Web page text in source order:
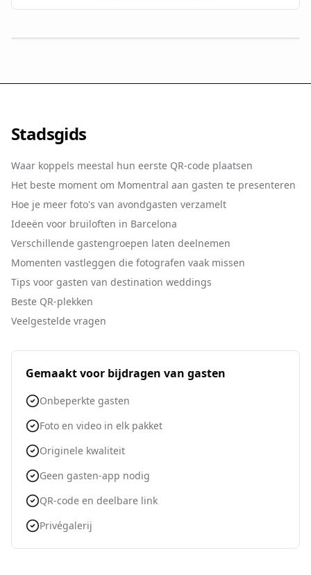
Stadsgids
Waar koppels meestal hun eerste QR-code plaatsen
Het beste moment om Momentral aan gasten te presenteren
Hoe je meer foto's van avondgasten verzamelt
Ideeën voor bruiloften in Barcelona
Verschillende gastengroepen laten deelnemen
Momenten vastleggen die fotografen vaak missen
Tips voor gasten van destination weddings
Beste QR-plekken
Veelgestelde vragen
Gemaakt voor bijdragen van gasten
Onbeperkte gasten
Foto en video in elk pakket
Originele kwaliteit
Geen gasten-app nodig
QR-code en deelbare link
Privégalerij